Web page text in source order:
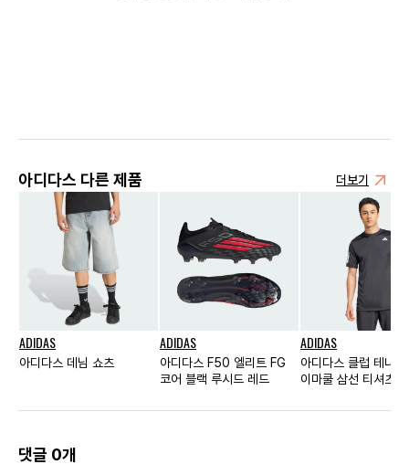
아디다스 다른 제품 더보기
ADIDAS
아디다스 데님 쇼츠
ADIDAS
아디다스 F50 엘리트 FG
코어 블랙 루시드 레드
ADIDAS
아디다스 클럽 테니
이마쿨 삼선 티셔츠
댓글 0개